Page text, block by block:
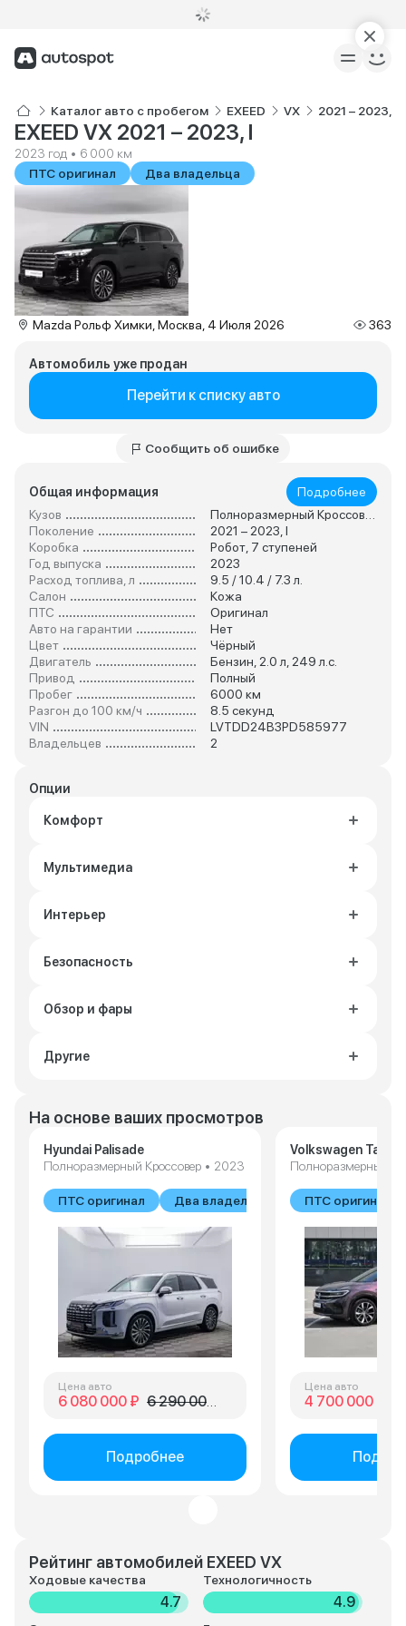
Каталог авто с пробегом EXEED VX 2021 – 2023, I
EXEED VX 2021 – 2023, I
2023 год • 6 000 км
ПТС оригинал
Два владельца
Mazda Рольф Химки, Москва, 4 Июля 2026 363
Автомобиль уже продан
Перейти к списку авто
Сообщить об ошибке
Общая информация
Подробнее
Кузов
Поколение
2021 – 2023, I
Коробка
Робот, 7 ступеней
Год выпуска
2023
Расход топлива, л
9.5 / 10.4 / 7.3 л.
Салон
Кожа
ПТС
Оригинал
Авто на гарантии
Нет
Цвет
Чёрный
Двигатель
Бензин, 2.0 л, 249 л.с.
Привод
Полный
Пробег
6000 км
Разгон до 100 км/ч
8.5 секунд
VIN
LVTDD24B3PD585977
Владельцев
2
Опции
Комфорт
Мультимедиа
Интерьер
Безопасность
Обзор и фары
Другие
На основе ваших просмотров
Hyundai Palisade
Полноразмерный Кроссовер • 2023
ПТС оригинал Два владельца
Цена авто
6 080 000 ₽ 6 290 000 ₽
Подробнее
Volkswagen
Полноразмерный
ПТС оригинал
Цена авто
4 700 000 ₽
Рейтинг автомобилей EXEED VX
Ходовые качества
4.7
Технологичность
4.9